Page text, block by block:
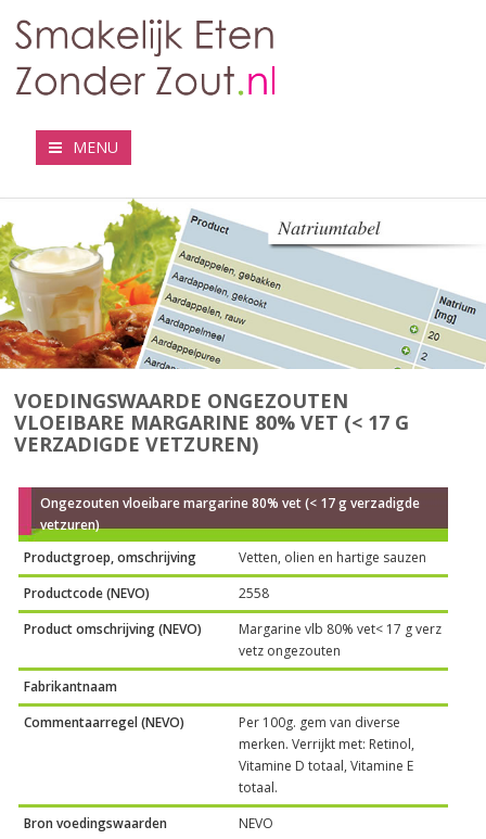
MENU
VOEDINGSWAARDE ONGEZOUTEN
VLOEIBARE MARGARINE 80% VET (< 17 G
VERZADIGDE VETZUREN)
Ongezouten vloeibare margarine 80% vet (< 17 g verzadigde
vetzuren)
Productgroep, omschrijving
Vetten, olien en hartige sauzen
Productcode (NEVO)
2558
Product omschrijving (NEVO)
Margarine vlb 80% vet< 17 g verz
vetz ongezouten
Fabrikantnaam
Commentaarregel (NEVO)
Per 100g. gem van diverse
merken. Verrijkt met: Retinol,
Vitamine D totaal, Vitamine E
totaal.
Bron voedingswaarden
NEVO